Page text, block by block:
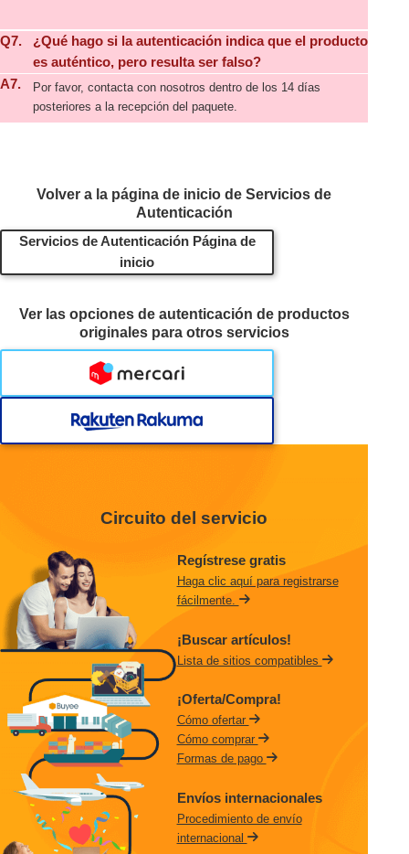
Q7.
¿Qué hago si la autenticación indica que el producto
es auténtico, pero resulta ser falso?
A7.
Por favor, contacta con nosotros dentro de los 14 días
posteriores a la recepción del paquete.
Volver a la página de inicio de Servicios de
Autenticación
Servicios de Autenticación Página de
inicio
Ver las opciones de autenticación de productos
originales para otros servicios
Circuito del servicio
Regístrese gratis
Haga clic aquí para registrarse
fácilmente.
¡Buscar artículos!
Lista de sitios compatibles
¡Oferta/Compra!
Cómo ofertar
Cómo comprar
Formas de pago
Envíos internacionales
Procedimiento de envío
internacional